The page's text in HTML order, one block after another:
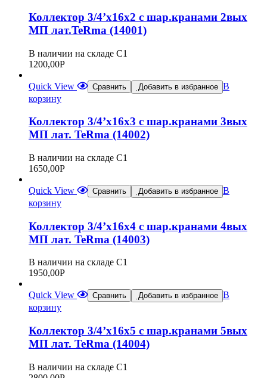
Коллектор 3/4’х16х2 с шар.кранами 2вых
МП лат.TeRma (14001)
В наличии на складе С1
1200,00Р
Quick View Сравнить Добавить в избранное В
корзину
Коллектор 3/4’х16х3 с шар.кранами 3вых
МП лат. TeRma (14002)
В наличии на складе С1
1650,00Р
Quick View Сравнить Добавить в избранное В
корзину
Коллектор 3/4’х16х4 с шар.кранами 4вых
МП лат. TeRma (14003)
В наличии на складе С1
1950,00Р
Quick View Сравнить Добавить в избранное В
корзину
Коллектор 3/4’х16х5 с шар.кранами 5вых
МП лат. TeRma (14004)
В наличии на складе С1